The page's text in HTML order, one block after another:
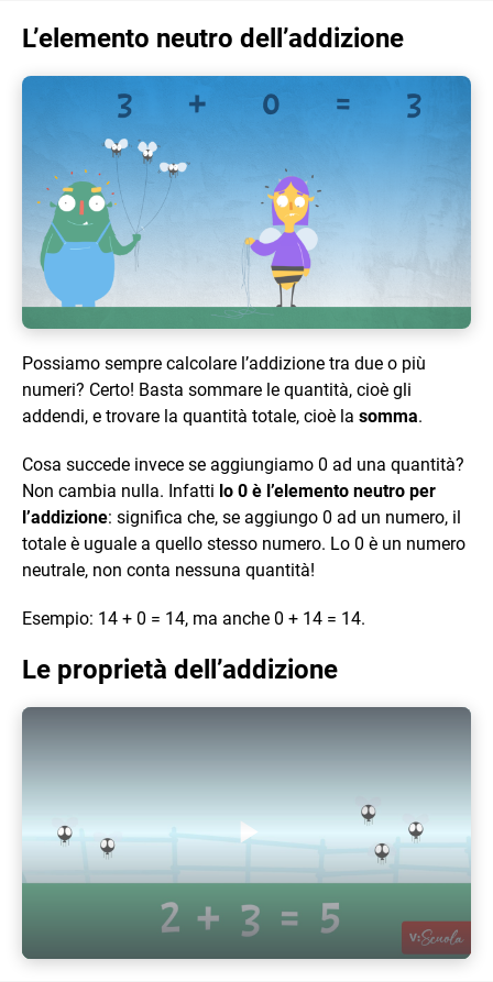
L’elemento neutro dell’addizione
Possiamo sempre calcolare l’addizione tra due o più
numeri? Certo! Basta sommare le quantità, cioè gli
addendi, e trovare la quantità totale, cioè la somma.
Cosa succede invece se aggiungiamo 0 ad una quantità?
Non cambia nulla. Infatti lo 0 è l’elemento neutro per
l’addizione: significa che, se aggiungo 0 ad un numero, il
totale è uguale a quello stesso numero. Lo 0 è un numero
neutrale, non conta nessuna quantità!
Esempio: 14 + 0 = 14, ma anche 0 + 14 = 14.
Le proprietà dell’addizione
Play Video